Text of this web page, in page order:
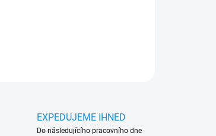
EXPEDUJEME IHNED
Do následujícího pracovního dne